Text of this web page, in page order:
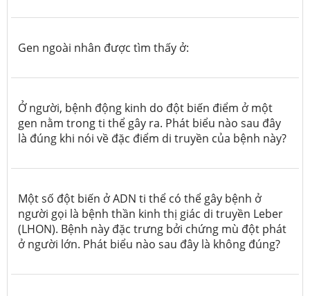
Gen ngoài nhân được tìm thấy ở:
Ở người, bệnh động kinh do đột biến điểm ở một
gen nằm trong ti thể gây ra. Phát biểu nào sau đây
là đúng khi nói về đặc điểm di truyền của bệnh này?
Một số đột biến ở ADN ti thể có thể gây bệnh ở
người gọi là bệnh thần kinh thị giác di truyền Leber
(LHON). Bệnh này đặc trưng bởi chứng mù đột phát
ở người lớn. Phát biểu nào sau đây là không đúng?